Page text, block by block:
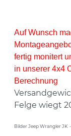
Auf Wunsch
fertig monitert
in unserer 4x4
Berechnung
Felge wiegt
Bilder Jeep Wrangler JK